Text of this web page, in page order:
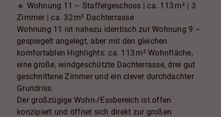
🔹 Wohnung 11 – Staffelgeschoss | ca. 113 m² | 3
Zimmer | ca. 32 m² Dachterrasse
Wohnung 11 ist nahezu identisch zur Wohnung 9 –
gespiegelt angelegt, aber mit den gleichen
komfortablen Highlights: ca. 113 m² Wohnfläche,
eine große, windgeschützte Dachterrasse, drei gut
geschnittene Zimmer und ein clever durchdachter
Grundriss.
Der großzügige Wohn-/Essbereich ist offen
konzipiert und öffnet sich direkt zur großen